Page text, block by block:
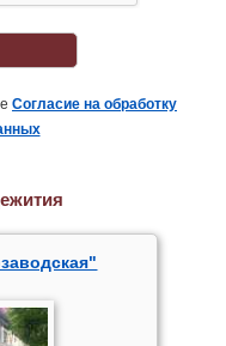
Согласие на обработку